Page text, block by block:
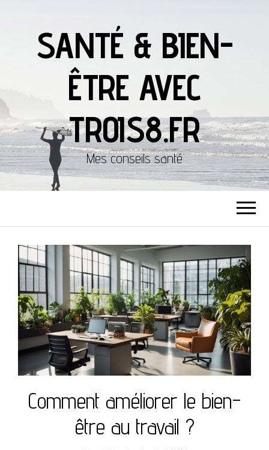
SANTÉ & BIEN-
ÊTRE AVEC
TROIS8.FR
Mes conseils santé
Comment améliorer le bien-
être au travail ?